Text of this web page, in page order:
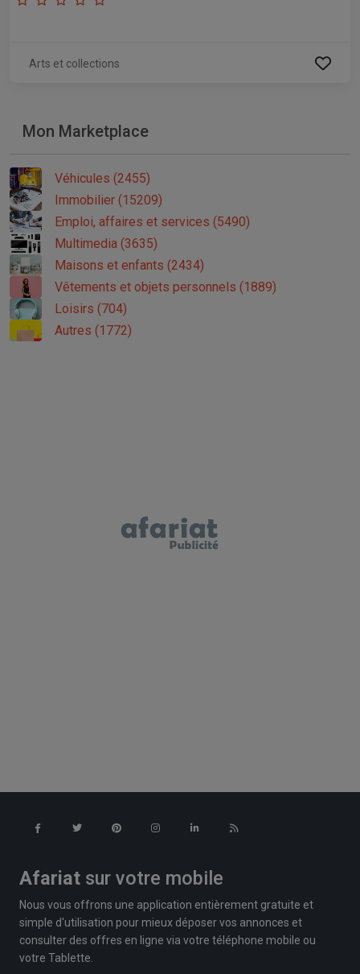
Arts et collections
Mon Marketplace
Véhicules (2455)
Immobilier (15209)
Emploi, affaires et services (5490)
Multimedia (3635)
Maisons et enfants (2434)
Vêtements et objets personnels (1889)
Loisirs (704)
Autres (1772)
Afariat sur votre mobile
Nous vous offrons une application entièrement gratuite et
simple d'utilisation pour mieux déposer vos annonces et
consulter des offres en ligne via votre téléphone mobile ou
votre Tablette.